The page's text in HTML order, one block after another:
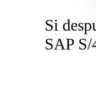
Si
SAP